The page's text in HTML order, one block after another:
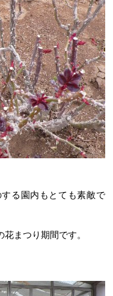
る園内もとても素敵で
まつり期間です。